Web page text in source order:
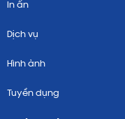
In ấn
Dịch vụ
Hình ảnh
Tuyển dụng